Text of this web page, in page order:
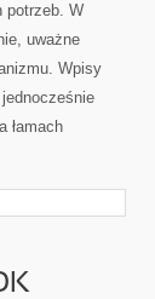
potrzeb. W
uważne
Wpisy
łamach